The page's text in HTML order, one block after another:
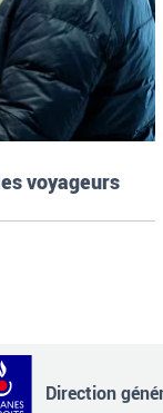
voyageurs
Direction